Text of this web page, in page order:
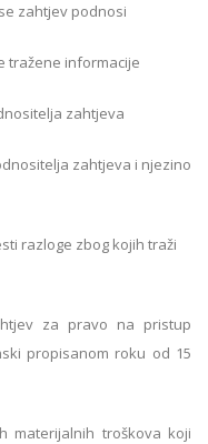
zahtjev podnosi
tražene informacije
zahtjeva
zahtjeva i njezino
razloge zbog kojih traži
za pravo na pristup
propisanom roku od 15
materijalnih troškova koji